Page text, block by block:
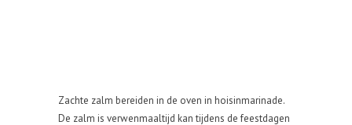
Zachte zalm bereiden in de oven in hoisinmarinade.
De zalm is verwenmaaltijd kan tijdens de feestdagen